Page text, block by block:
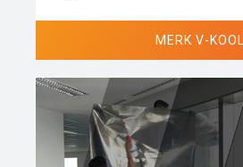
MERK V-KOOL